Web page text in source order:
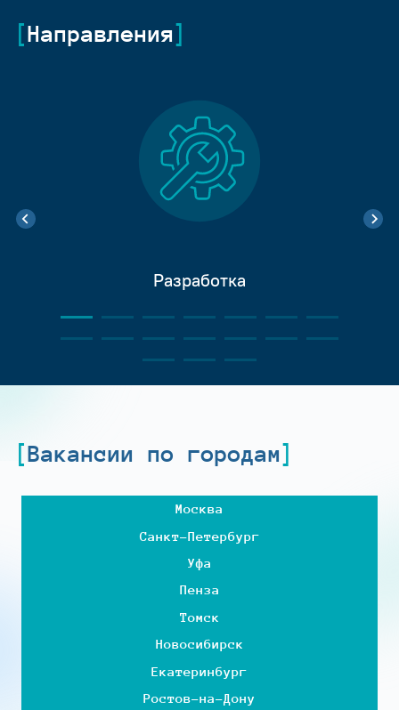
Направления
Разработка
Вакансии по городам
Москва
Санкт-Петербург
Уфа
Пенза
Томск
Новосибирск
Екатеринбург
Ростов-на-Дону